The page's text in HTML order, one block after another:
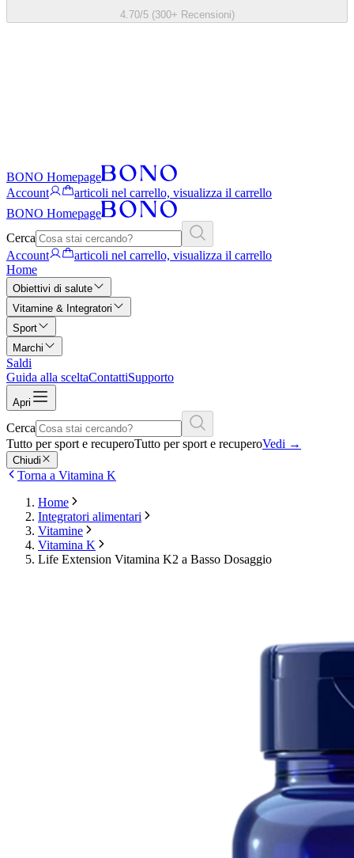
4.70/5 (300+ Recensioni)
BONO Homepage
Account
articoli nel carrello, visualizza il carrello
BONO Homepage
Cerca
Account
articoli nel carrello, visualizza il carrello
Home
Obiettivi di salute
Vitamine & Integratori
Sport
Marchi
Saldi
Guida alla sceltaContattiSupporto
Apri
Cerca
Tutto per sport e recuperoTutto per sport e recuperoVedi →
Chiudi
Torna a Vitamina K
Home
Integratori alimentari
Vitamine
Vitamina K
Life Extension Vitamina K2 a Basso Dosaggio